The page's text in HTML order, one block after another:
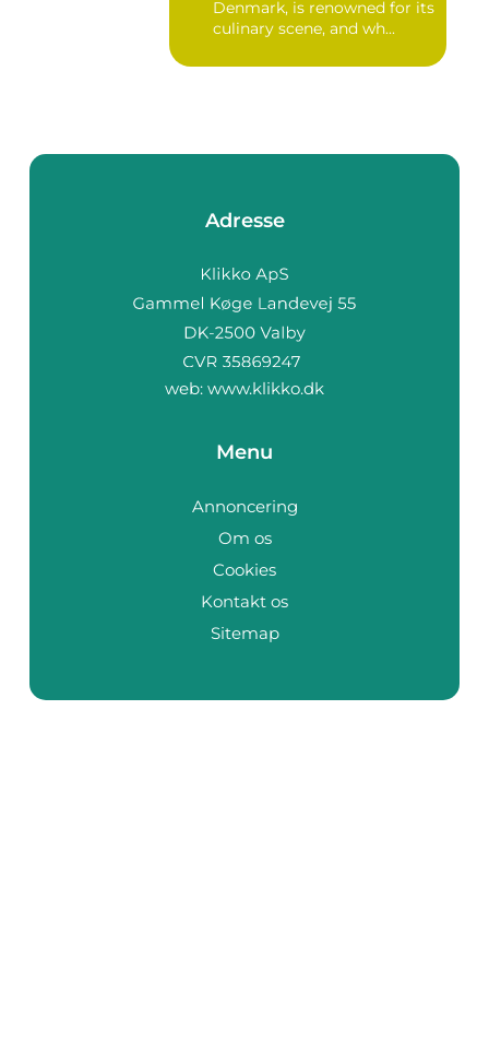
Denmark, is renowned for its
culinary scene, and wh...
Adresse
web: www.klikko.dk
Menu
Annoncering
Om os
Cookies
Kontakt os
Sitemap